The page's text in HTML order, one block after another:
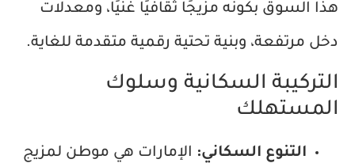
هذا السوق بكونه مزيجًا ثقافيًا غنيًا، ومعدلات
دخل مرتفعة، وبنية تحتية رقمية متقدمة للغاية.
التركيبة السكانية وسلوك
المستهلك
التنوع السكاني: الإمارات هي موطن لمزيج